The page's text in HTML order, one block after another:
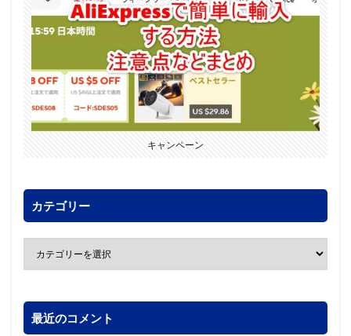
キャンペーン
カテゴリー
最近のコメント